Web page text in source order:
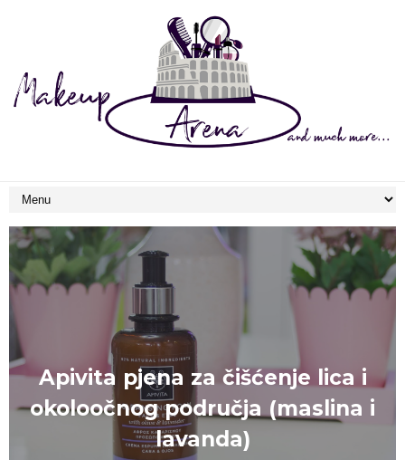
Estee Lauder Perfectionist Pro
Serum i Instant Wrinkle Filler
MakeUp Arena
Feb 23, 2019